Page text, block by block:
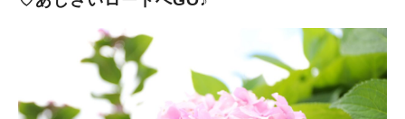
しょうか。 こんな感じで各駅の広告冊子がある棚を探してみて
取ってみてください。 その瞬間からあなたと、せんぼくん・ブ
ラックせんぼくん（※泉北高速鉄道マスコットキャラ）たちとの
「時間旅行」がはじまります。 時をつなぐ不思議な手帳 →
公式特設サイト 調べて驚いたのですが、なんと4年も連続開催